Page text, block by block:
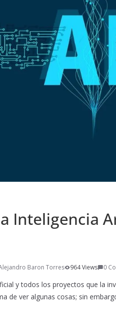
Inteligencia
Baron Torres 964 Views 0
y todos los proyectos que la
de ver algunas cosas; sin